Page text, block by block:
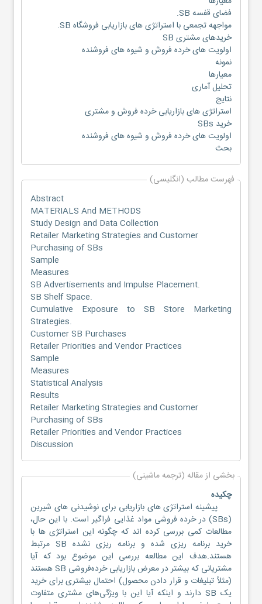
فضای قفسه SB.
مواجهه تجمعی با استراتژی های بازاریابی فروشگاه SB.
خریدهای مشتری SB
اولویت های خرده فروش و شیوه های فروشنده
نمونه
معیارها
تحلیل آماری
نتایج
استراتژی های بازاریابی خرده فروش و مشتری
خرید SBs
اولویت های خرده فروش و شیوه های فروشنده
بحث
فهرست مطالب (انگلیسی)
Abstract
MATERIALS And METHODS
Study Design and Data Collection
Retailer Marketing Strategies and Customer
Purchasing of SBs
Sample
Measures
SB Advertisements and Impulse Placement.
SB Shelf Space.
Cumulative Exposure to SB Store Marketing
Strategies.
Customer SB Purchases
Retailer Priorities and Vendor Practices
Sample
Measures
Statistical Analysis
Results
Retailer Marketing Strategies and Customer
Purchasing of SBs
Retailer Priorities and Vendor Practices
Discussion
بخشی از مقاله (ترجمه ماشینی)
چکیده
پیشینه استراتژی های بازاریابی برای نوشیدنی های شیرین
(SBs) در خرده فروشی مواد غذایی فراگیر است. با این حال،
مطالعات کمی بررسی کرده اند که چگونه این استراتژی ها با
خرید برنامه ریزی شده و برنامه ریزی نشده SB مرتبط
هستند.هدف این مطالعه بررسی این موضوع بود که آیا
مشتریانی که بیشتر در معرض بازاریابی خرده‌فروشی SB هستند
(مثلاً تبلیغات و قرار دادن محصول) احتمال بیشتری برای خرید
یک SB دارند و اینکه آیا این با ویژگی‌های مشتری متفاوت